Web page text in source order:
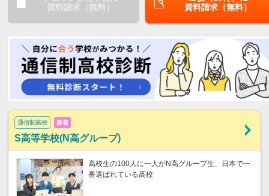
資料請求（無料）
資料請求（無料）
通信制高校 新着
S高等学校(N高グループ)
高校生の100人に一人がN高グループ生、日本で一
番選ばれている高校